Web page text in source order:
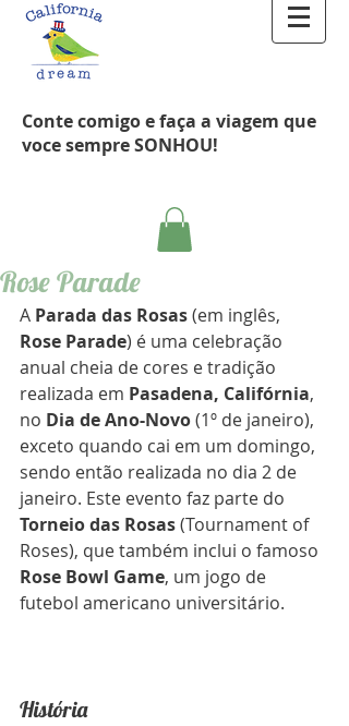
Conte comigo e faça a viagem que
voce sempre SONHOU!
Rose Parade
A Parada das Rosas (em inglês,
Rose Parade) é uma celebração
anual cheia de cores e tradição
realizada em Pasadena, Califórnia,
no Dia de Ano-Novo (1º de janeiro),
exceto quando cai em um domingo,
sendo então realizada no dia 2 de
janeiro. Este evento faz parte do
Torneio das Rosas (Tournament of
Roses), que também inclui o famoso
Rose Bowl Game, um jogo de
futebol americano universitário.
História